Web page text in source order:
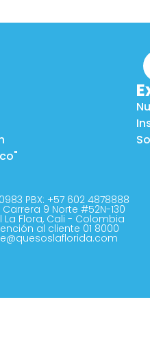
PBX: +57 602 4878888
9 Norte #52N-130
Flora, Cali - Colombia
al cliente 01 8000